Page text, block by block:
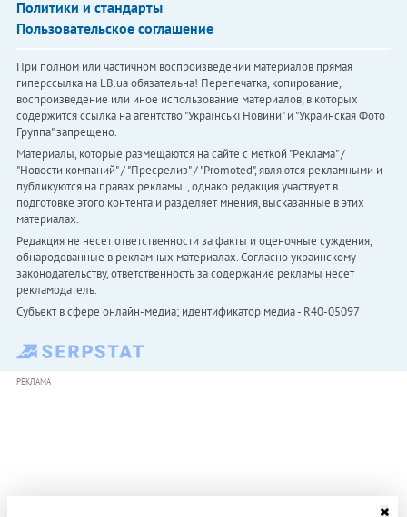
Политики и стандарты
Пользовательское соглашение
При полном или частичном воспроизведении материалов прямая
гиперссылка на LB.ua обязательна! Перепечатка, копирование,
воспроизведение или иное использование материалов, в которых
содержится ссылка на агентство "Українськi Новини" и "Украинская Фото
Группа" запрещено.
Материалы, которые размещаются на сайте с меткой "Реклама" /
"Новости компаний" / "Пресрелиз" / "Promoted", являются рекламными и
публикуются на правах рекламы. , однако редакция участвует в
подготовке этого контента и разделяет мнения, высказанные в этих
материалах.
Редакция не несет ответственности за факты и оценочные суждения,
обнародованные в рекламных материалах. Согласно украинскому
законодательству, ответственность за содержание рекламы несет
рекламодатель.
Субъект в сфере онлайн-медиа; идентификатор медиа - R40-05097
РЕКЛАМА